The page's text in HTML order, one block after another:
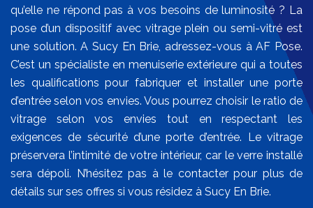
qu’elle ne répond pas à vos besoins de luminosité ? La
pose d’un dispositif avec vitrage plein ou semi-vitré est
une solution. A Sucy En Brie, adressez-vous à AF Pose.
C’est un spécialiste en menuiserie extérieure qui a toutes
les qualifications pour fabriquer et installer une porte
d’entrée selon vos envies. Vous pourrez choisir le ratio de
vitrage selon vos envies tout en respectant les
exigences de sécurité d’une porte d’entrée. Le vitrage
préservera l’intimité de votre intérieur, car le verre installé
sera dépoli. N’hésitez pas à le contacter pour plus de
détails sur ses offres si vous résidez à Sucy En Brie.